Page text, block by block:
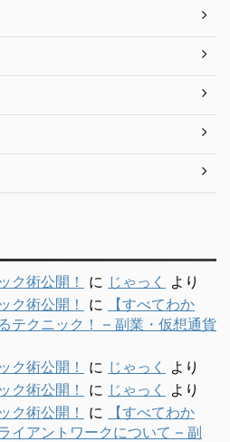
ク術公開！ に じゃっく
より
ク術公開！
に
【すべてわか
テクニック！ – 副業・仮想通貨
ク術公開！
に じゃっく
より
ク術公開！
に じゃっく
より
ク術公開！
に
【すべてわか
イアントワークについて – 副